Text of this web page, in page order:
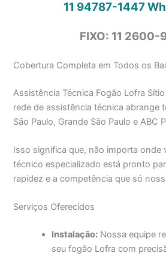
11 94787-1447
FIXO: 11 2600-
Cobertura Completa em Todos os
Assistência Técnica Fogão Lofra
rede de assistência técnica abrange
São Paulo, Grande São Paulo e ABC
Isso significa que, não importa onde
técnico especializado está pronto
rapidez e a competência que só
Serviços Oferecidos
Instalação: Nossa equipe
seu fogão Lofra com